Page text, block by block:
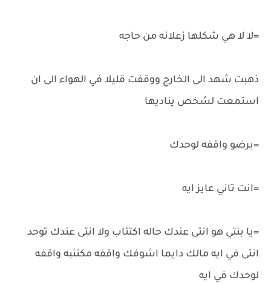
=لا لا هي شكلها زعلانه من حاجه
ذهبت شهد الى الخارج ووقفت قليلا في الهواء الى ان
استمعت لشخص يناديها
=برضو واقفه لوحدك
=انت تاني عايز ايه
=يا بنتي هو انتى عندك حاله اكتئاب ولا انتى عندك توحد
انتى في ايه مالك دايما اشوفك واقفه مكتئبه واقفه
لوحدك في ايه